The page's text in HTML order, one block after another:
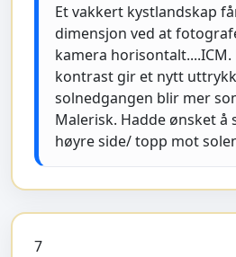
Et vakkert kystlandskap
dimensjon ved at
kamera
kontrast gir et nytt
solnedgangen blir mer
Malerisk. Hadde ønsket å
høyre side/ topp mot
7